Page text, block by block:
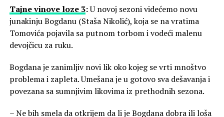
Tajne vinove loze 3:U novoj sezoni videćemo novu
junakinju Bogdanu (Staša Nikolić), koja se na vratima
Tomovića pojavila sa putnom torbom i vodeći malenu
devojčicu za ruku.
Bogdana je zanimljiv novi lik oko kojeg se vrti mnoštvo
problema i zapleta. Umešana je u gotovo sva dešavanja i
povezana sa sumnjivim likovima iz prethodnih sezona.
– Ne bih smela da otkrijem da li je Bogdana dobra ili loša